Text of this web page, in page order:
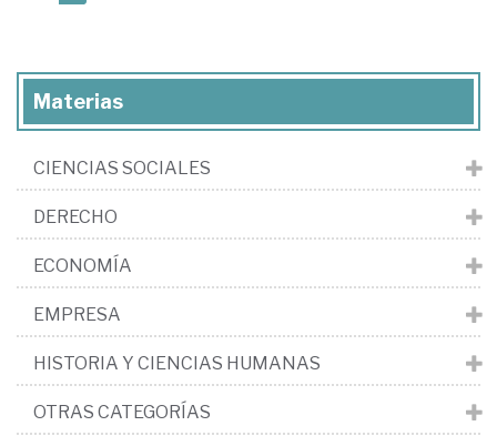
Materias
CIENCIAS SOCIALES
DERECHO
ECONOMÍA
EMPRESA
HISTORIA Y CIENCIAS HUMANAS
OTRAS CATEGORÍAS